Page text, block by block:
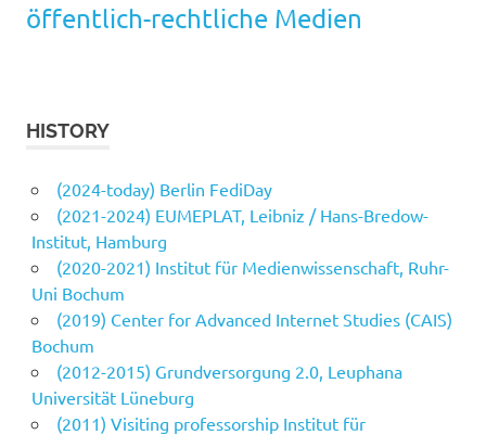
öffentlich-rechtliche Medien
HISTORY
(2024-today) Berlin FediDay
(2021-2024) EUMEPLAT, Leibniz / Hans-Bredow-
Institut, Hamburg
(2020-2021) Institut für Medienwissenschaft, Ruhr-
Uni Bochum
(2019) Center for Advanced Internet Studies (CAIS)
Bochum
(2012-2015) Grundversorgung 2.0, Leuphana
Universität Lüneburg
(2011) Visiting professorship Institut für